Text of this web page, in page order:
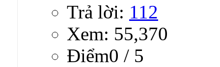
Trả lời: 112
Xem: 55,370
Ðiểm0 / 5